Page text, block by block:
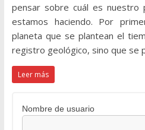
pensar sobre cuál es nuestro
estamos haciendo. Por
planeta que se plantean el
registro geológico, sino que se
Leer más
Nombre de usuario